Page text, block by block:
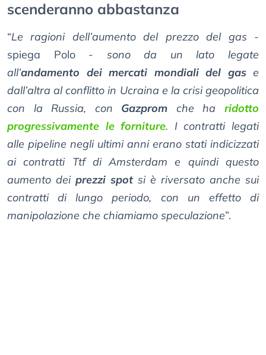
scenderanno abbastanza
“Le ragioni dell’aumento del prezzo del gas -
spiega Polo - sono da un lato legate
all’andamento dei mercati mondiali del gase
dall’altra al conflitto in Ucraina e la crisi geopolitica
con la Russia, con Gazprom che haridotto
progressivamente le forniture. I contratti legati
alle pipeline negli ultimi anni erano stati indicizzati
ai contratti Ttf di Amsterdam e quindi questo
aumento dei prezzi spotsi è riversato anche sui
contratti di lungo periodo, con un effetto di
manipolazione che chiamiamo speculazione”.